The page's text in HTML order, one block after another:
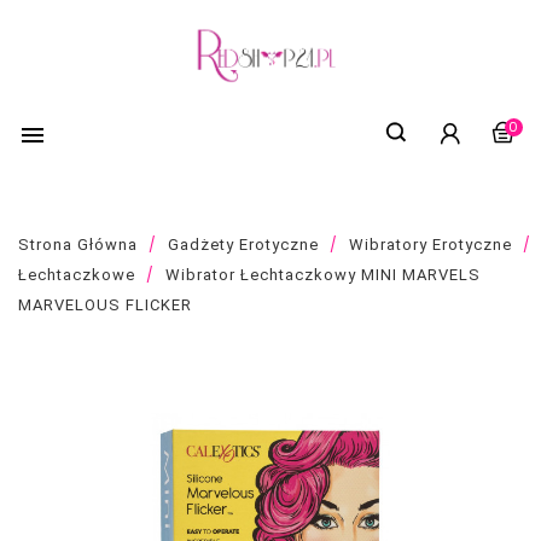
 0
Strona Główna Gadżety Erotyczne
Wibratory Erotyczne
Łechtaczkowe
Wibrator Łechtaczkowy MINI MARVELS
MARVELOUS FLICKER